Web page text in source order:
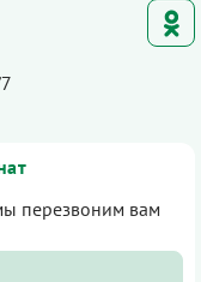
перезвоним вам